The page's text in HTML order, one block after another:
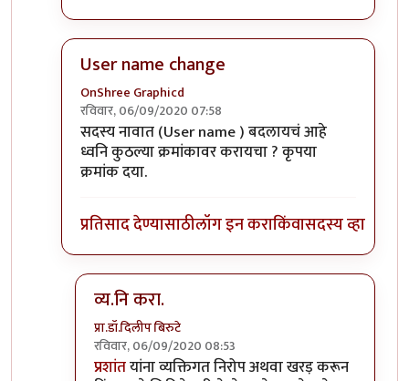
User name change
OnShree Graphicd
रविवार, 06/09/2020 07:58
In reply toनीलकांत या आयडी ला व्यनि करा
सदस्य नावात (User name ) बदलायचं आहे
ध्वनि कुठल्या क्रमांकावर करायचा ? कृपया
क्रमांक दया.
प्रतिसाद देण्यासाठीलॉग इन कराकिंवासदस्य व्हा
व्य.नि करा.
प्रा.डॉ.दिलीप बिरुटे
रविवार, 06/09/2020 08:53
In reply toUser name changebyOnShree
प्रशांतयांना व्यक्तिगत निरोप अथवा खरड़ करून